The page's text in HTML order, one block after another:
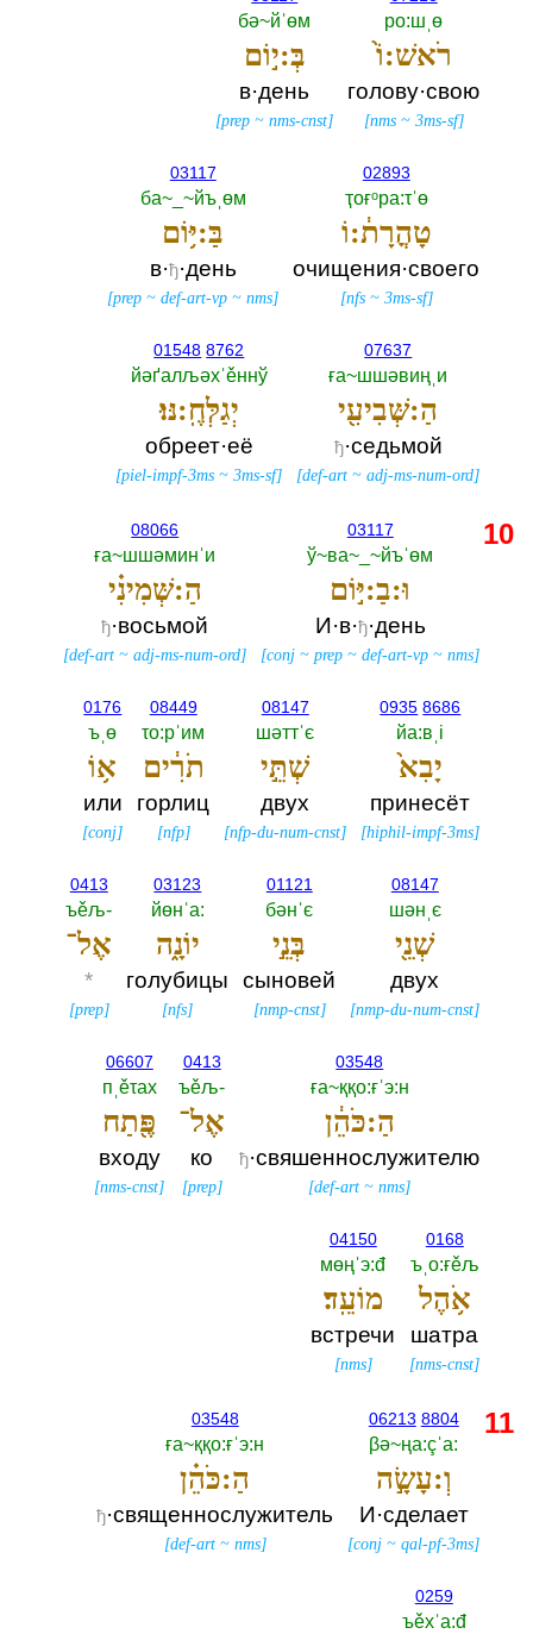
ро:шˌө
רֹאשׁ:וֹ֙
голову·свою
[nms~ 3ms-sf]
бә~йˈөм
בְּ:י֣וֹם
в·день
[prep ~nms-cnst]
02893
ҭоғᵒра:τˈө
טָהֳרָת֔:וֹ
очищения·своего
[nfs~ 3ms-sf]
03117
ба~_~йъˌөм
בַּ:יּ֥וֹם
в·ђ·день
[prep ~def-art-vp ~nms]
07637
ға~шшәвиңˌи
הַ:שְּׁבִיעִ֖י
ђ·седьмой
[def-art ~adj-ms-num-ord]
01548 8762
йәґалљәхˈěннў
יְגַלְּחֶֽ:נּוּ׃
обреет·её
[piel-impf-3ms ~3ms-sf]
03117
ў~ва~_~йъˈөм
וּ:בַ:יּ֣וֹם
И·в·ђ·день
[conj ~prep ~def-art-vp ~nms]
08066
ға~шшәминˈи
הַ:שְּׁמִינִ֗י
ђ·восьмой
[def-art ~adj-ms-num-ord]
0935 8686
йа:вˌi
יָבִא֙
принесёт
[hiphil-impf-3ms]
08147
шәттˈє
שְׁתֵּ֣י
двух
[nfp-du-num-cnst]
08449
τо:рˈим
תֹרִ֔ים
горлиц
[nfp]
0176
ъˌө
א֥וֹ
или
[conj]
08147
шәнˌє
שְׁנֵ֖י
двух
[nmp-du-num-cnst]
01121
бәнˈє
בְּנֵ֣י
сыновей
[nmp-cnst]
03123
йөнˈа:‎
יוֹנָ֑ה
голубицы
[nfs]
0413
ъěљ-‎
אֶל־
*
[prep]
03548
ға~ққо:ғˈэ:н
הַ:כֹּהֵ֔ן
ђ·свяшеннослужителю
[def-art ~nms]
0413
ъěљ-‎
אֶל־
ко
[prep]
06607
пˌěτах
פֶּ֖תַח
входу
[nms-cnst]
0168
ъˌо:ғěљ
אֹ֥הֶל
шатра
[nms-cnst]
04150
мөңˈэ:đ
מוֹעֵֽד׃
встречи
[nms]
10
06213 8804
βә~ңа:çˈа:‎
וְ:עָשָׂ֣ה
И·сделает
[conj ~qal-pf-3ms]
03548
ға~ққо:ғˈэ:н
הַ:כֹּהֵ֗ן
ђ·священнослужитель
[def-art~ nms]
0259
ъěхˈа:đ
11